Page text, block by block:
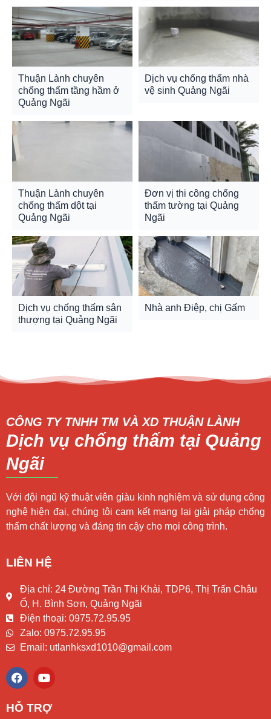
Thuận Lành chuyên
chống thấm tầng hầm ở
Quảng Ngãi
Dịch vụ chống thấm nhà
vệ sinh Quảng Ngãi
Thuận Lành chuyên
chống thấm dột tại
Quảng Ngãi
Đơn vị thi công chống
thấm tường tại Quảng
Ngãi
Dịch vụ chống thấm sân
thượng tại Quảng Ngãi
Nhà anh Điệp, chị Gấm
CÔNG TY TNHH TM VÀ XD THUẬN LÀNH
Dịch vụ chống thấm tại Quảng
Ngãi
Với đội ngũ kỹ thuật viên giàu kinh nghiệm và sử dụng công
nghệ hiện đại, chúng tôi cam kết mang lại giải pháp chống
thấm chất lượng và đáng tin cậy cho mọi công trình.
LIÊN HỆ
Địa chỉ: 24 Đường Trần Thị Khải, TDP6, Thị Trấn Châu
Ổ, H. Bình Sơn, Quảng Ngãi
Điện thoại: 0975.72.95.95
Zalo: 0975.72.95.95
Email: utlanhksxd1010@gmail.com
F
a
e
b
Y
o
t
u
HỖ TRỢ